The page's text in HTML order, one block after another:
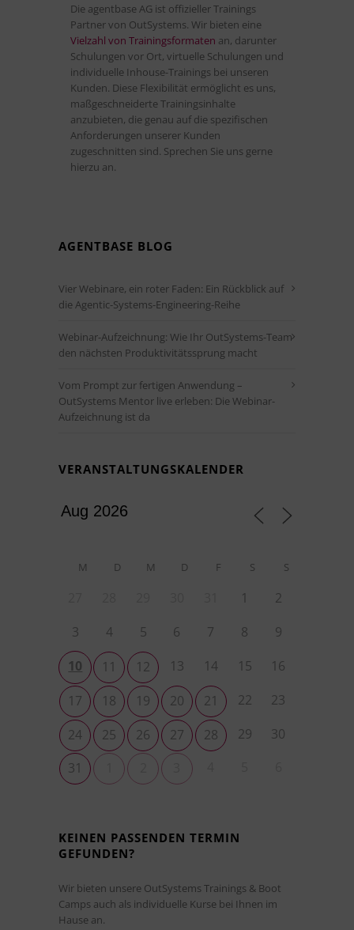
Die agentbase AG ist offizieller Trainings
Partner von OutSystems. Wir bieten eine
Vielzahl von Trainingsformaten an, darunter
Schulungen vor Ort, virtuelle Schulungen und
individuelle Inhouse-Trainings bei unseren
Kunden. Diese Flexibilität ermöglicht es uns,
maßgeschneiderte Trainingsinhalte
anzubieten, die genau auf die spezifischen
Anforderungen unserer Kunden
zugeschnitten sind. Sprechen Sie uns gerne
hierzu an.
AGENTBASE BLOG
Vier Webinare, ein roter Faden: Ein Rückblick auf
die Agentic-Systems-Engineering-Reihe
Webinar-Aufzeichnung: Wie Ihr OutSystems-Team
den nächsten Produktivitätssprung macht
Vom Prompt zur fertigen Anwendung –
OutSystems Mentor live erleben: Die Webinar-
Aufzeichnung ist da
VERANSTALTUNGSKALENDER
M D M D F S S
1
2
3
4 5 6 7 8
9
10
11 12 13 14 15
16
17
18 19 20 21 22
23
24
25 26 27 28 29
30
31
KEINEN PASSENDEN TERMIN
GEFUNDEN?
Wir bieten unsere OutSystems Trainings & Boot
Camps auch als individuelle Kurse bei Ihnen im
Hause an.